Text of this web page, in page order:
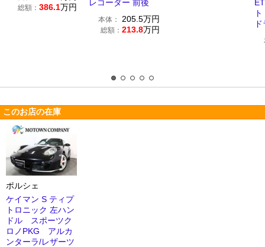
総額： 386.1万円
レコーダー 前後
本体： 205.5万円
総額： 213.8万円
このお店の在庫
ポルシェ
ケイマン S ティプ
トロニック 左ハン
ドル スポーツク
ロノPKG アルカ
ンターラ/レザーツ